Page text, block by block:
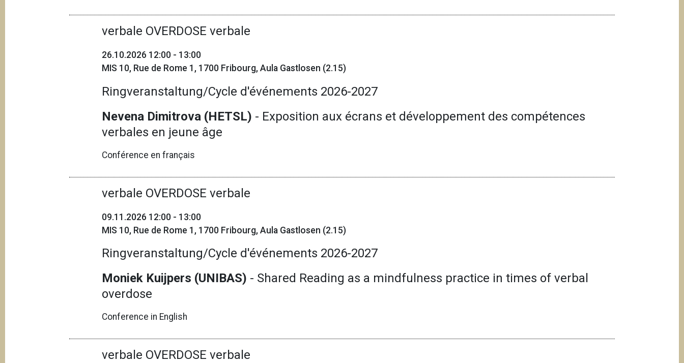
verbale OVERDOSE verbale
26.10.2026 12:00 - 13:00
MIS 10, Rue de Rome 1, 1700 Fribourg, Aula Gastlosen (2.15)
Ringveranstaltung/Cycle d'événements 2026-2027
Nevena Dimitrova (HETSL) - Exposition aux écrans et développement des compétences
verbales en jeune âge
Conférence en français
verbale OVERDOSE verbale
09.11.2026 12:00 - 13:00
MIS 10, Rue de Rome 1, 1700 Fribourg, Aula Gastlosen (2.15)
Ringveranstaltung/Cycle d'événements 2026-2027
Moniek Kuijpers (UNIBAS) - Shared Reading as a mindfulness practice in times of verbal
overdose
Conference in English
verbale OVERDOSE verbale